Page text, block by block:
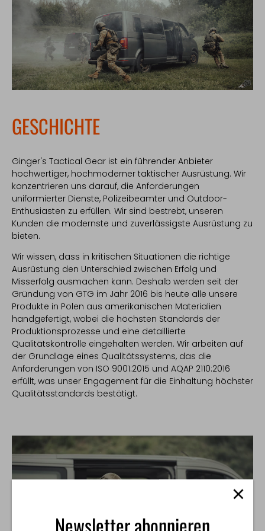
GESCHICHTE
Ginger's Tactical Gear ist ein führender Anbieter
hochwertiger, hochmoderner taktischer Ausrüstung. Wir
konzentrieren uns darauf, die Anforderungen
uniformierter Dienste, Polizeibeamter und Outdoor-
Enthusiasten zu erfüllen. Wir sind bestrebt, unseren
Kunden die modernste und zuverlässigste Ausrüstung zu
bieten.
Wir wissen, dass in kritischen Situationen die richtige
Ausrüstung den Unterschied zwischen Erfolg und
Misserfolg ausmachen kann. Deshalb werden seit der
Gründung von GTG im Jahr 2016 bis heute alle unsere
Produkte in Polen aus amerikanischen Materialien
handgefertigt, wobei die höchsten Standards der
Produktionsprozesse und eine detaillierte
Qualitätskontrolle eingehalten werden. Wir arbeiten auf
der Grundlage eines Qualitätssystems, das die
Anforderungen von ISO 9001:2015 und AQAP 2110:2016
erfüllt, was unser Engagement für die Einhaltung höchster
Qualitätsstandards bestätigt.
Newsletter abonnieren